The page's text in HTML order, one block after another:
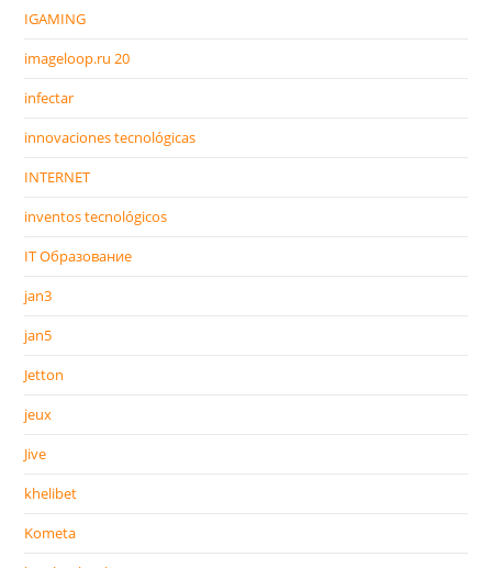
IGAMING
imageloop.ru 20
infectar
innovaciones tecnológicas
INTERNET
inventos tecnológicos
IT Образование
jan3
jan5
Jetton
jeux
Jive
khelibet
Kometa